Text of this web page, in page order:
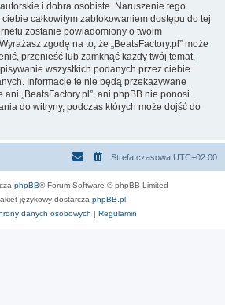
i dobra osobiste. Naruszenie tego
całkowitym zablokowaniem dostępu do tej
zostanie powiadomiony o twoim
zgodę na to, że „BeatsFactory.pl” może
przenieść lub zamknąć każdy twój temat,
wszystkich podanych przez ciebie
Informacje te nie będą przekazywane
„BeatsFactory.pl”, ani phpBB nie ponosi
do witryny, podczas których może dojść do
Strefa czasowa UTC+02:00
phpBB® Forum Software © phpBB Limited
językowy dostarcza phpBB.pl
danych osobowych | Regulamin